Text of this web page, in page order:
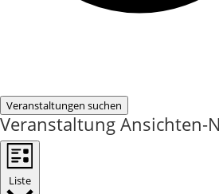
Veranstaltungen suchen
Veranstaltung Ansichten-
Liste